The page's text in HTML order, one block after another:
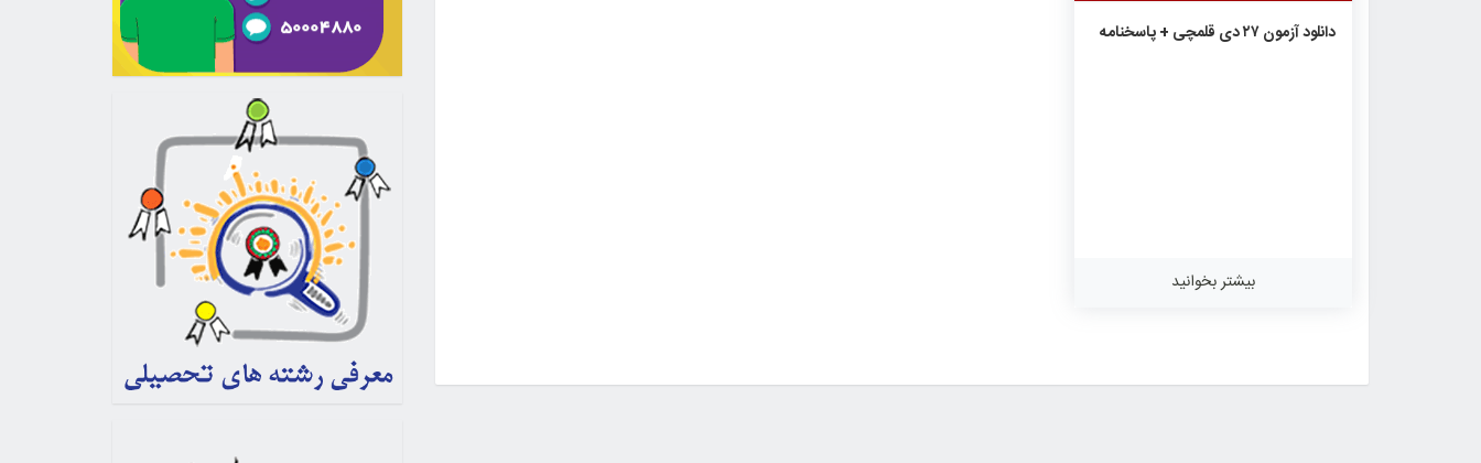
دانلود آزمون ۲۷ دی قلمچی + پاسخنامه
بیشتر بخوانید